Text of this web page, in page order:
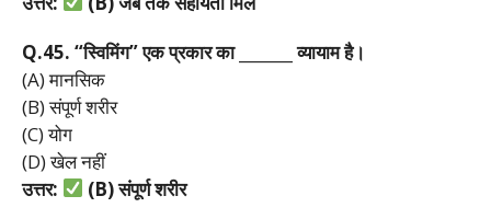
Q.45. “स्विमिंग”एकप्रकारका _______व्यायामहै।
(A) मानसिक
(B) संपूर्ण शरीर
(C) योग
(D) खेल नहीं
उत्तर:
(B)संपूर्णशरीर